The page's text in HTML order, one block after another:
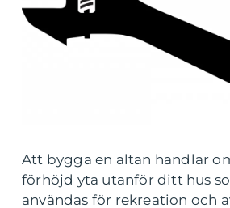
Att bygga en altan handlar
förhöjd yta utanför ditt hus
användas för rekreation och